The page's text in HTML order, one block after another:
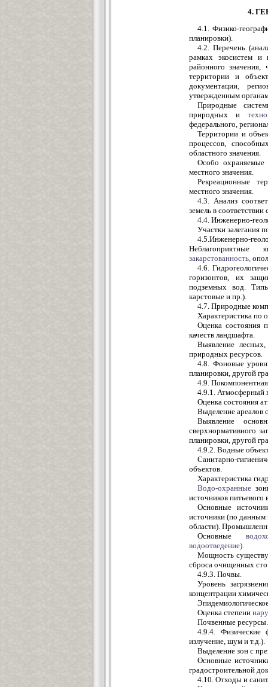
4.
4.1. Физико-
планировки).
4.2. Перечень
рамках экосистем и
районного значения,
территории и
документации
утвержденным
Природные
природных и
федерального,
Территории и
процессов,
областного значения.
Особо охраняемые
местного значения.
Рекреационные
местного значения.
4.3. Анализ
земель в
4.4. Инженерно-
Участки залегания
4.5.Инженерно-
Неблагоприятные
закарстованность,
4.6.
горизонтов, их
подземных вод.
карстовые и пр.).
4.7. Природные
Характеристика по
Оценка состояния
качеств ландшафта.
Выявление
природных ресурсов.
4.8. Фоновые
планировки, другой
4.9.
4.9.1. Атмосферный
Оценка состояния
Выделение ареалов
Выявление
сверхнормативного
планировки, другой
4.9.2. Водные
Санитарно-
объектов.
Характеристика
Водо-охранные
источников питьевого
Основные
источники (по данным
области).
Основные
водоотведение).
Мощность
сброса очищенных
4.9.3. Почвы.
Уровень
концентрации
Оценка степени
Почвенные ресурсы.
4.9.4. Физические
излучение, шум и т.д.).
Выделение зон с
Основные
градостроительной
4.10. Отходы и